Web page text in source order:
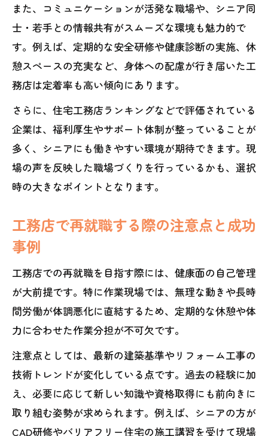
また、コミュニケーションが活発な職場や、シニア同
士・若手との情報共有がスムーズな環境も魅力的で
す。例えば、定期的な安全研修や健康診断の実施、休
憩スペースの充実など、身体への配慮が行き届いた工
務店は定着率も高い傾向にあります。
さらに、住宅工務店ランキングなどで評価されている
企業は、福利厚生やサポート体制が整っていることが
多く、シニアにも働きやすい環境が期待できます。現
場の声を反映した職場づくりを行っているかも、選択
時の大きなポイントとなります。
工務店で再就職する際の注意点と成功
事例
工務店での再就職を目指す際には、健康面の自己管理
が大前提です。特に作業現場では、無理な動きや長時
間労働が体調悪化に直結するため、定期的な休憩や体
力に合わせた作業分担が不可欠です。
注意点としては、最新の建築基準やリフォーム工事の
技術トレンドが変化している点です。過去の経験に加
え、必要に応じて新しい知識や資格取得にも前向きに
取り組む姿勢が求められます。例えば、シニアの方が
CAD研修やバリアフリー住宅の施工講習を受けて現場